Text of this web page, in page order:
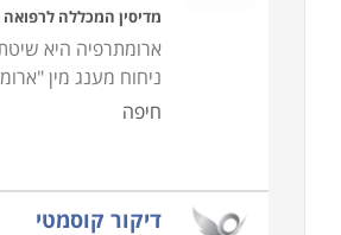
מדיסין המכללה
ארומתרפיה היא
ניחוח מענג מין
חיפה
דיקור קוסמטי